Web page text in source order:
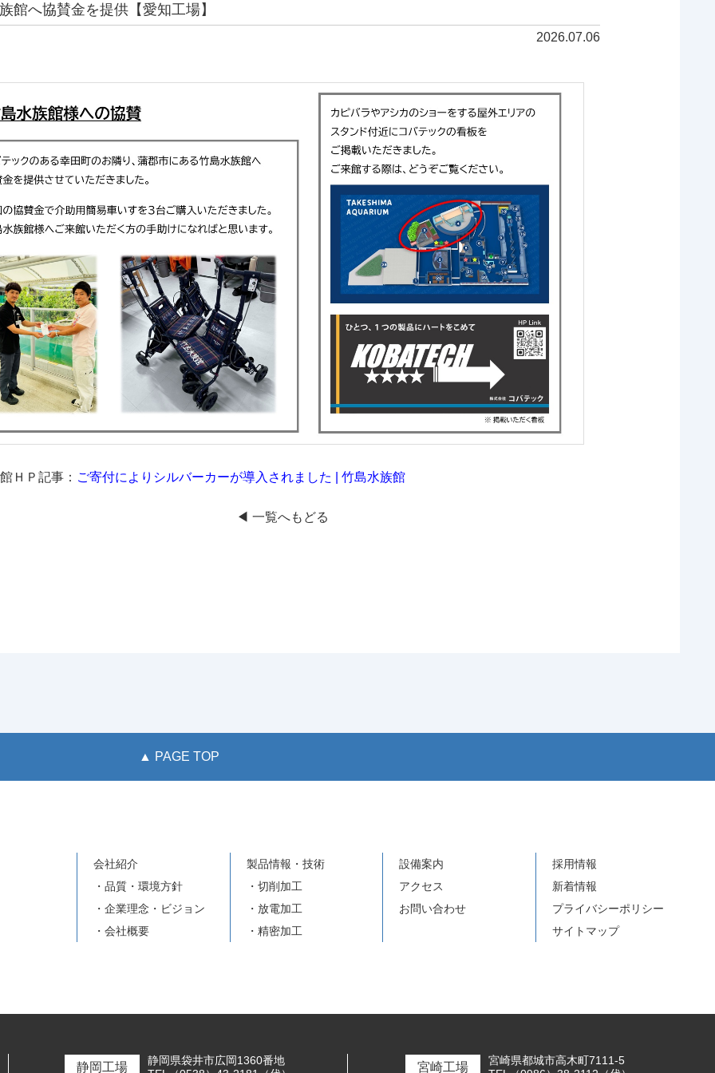
館へ協賛金を提供【愛知工場】
2026.07.06
ＨＰ記事： ご寄付によりシルバーカーが導入されました | 竹島水族館
◀︎ 一覧へもどる
▲ PAGE TOP
会社紹介
・品質・環境方針
・企業理念・ビジョン
・会社概要
製品情報・技術
・切削加工
・放電加工
・精密加工
設備案内
アクセス
お問い合わせ
採用情報
新着情報
プライバシーポリシー
サイトマップ
静岡工場
静岡県袋井市広岡1360番地
宮崎工場
宮崎県都城市高木町7111-5